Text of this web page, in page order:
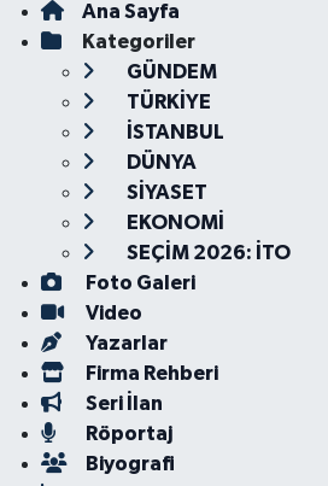
Ana Sayfa
Kategoriler
GÜNDEM
TÜRKİYE
İSTANBUL
DÜNYA
SİYASET
EKONOMİ
SEÇİM 2026: İTO
Foto Galeri
Video
Yazarlar
Firma Rehberi
Seri İlan
Röportaj
Biyografi